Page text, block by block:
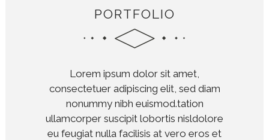
PORTFOLIO
Lorem ipsum dolor sit amet,
consectetuer adipiscing elit, sed diam
nonummy nibh euismod.tation
ullamcorper suscipit lobortis nisldolore
eu feugiat nulla facilisis at vero eros et